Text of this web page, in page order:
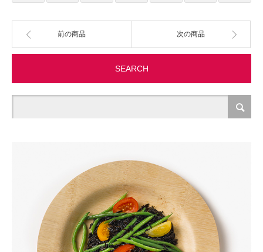
前の商品 次の商品
SEARCH
事務